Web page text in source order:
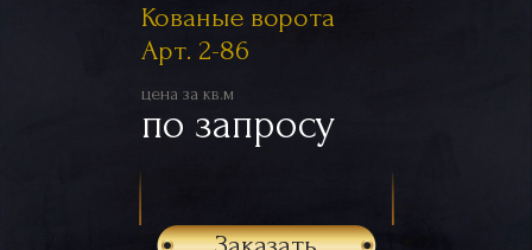
Кованые ворота
Арт. 2-86
цена за кв.м
по запросу